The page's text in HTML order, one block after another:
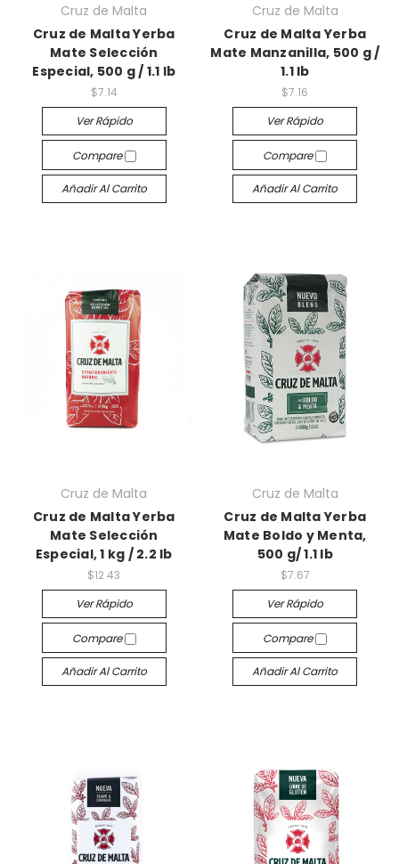
Cruz de Malta
Cruz de Malta Yerba
Mate Selección
Especial, 500 g / 1.1 lb
$7.14
Ver Rápido
Compare
Añadir Al Carrito
Cruz de Malta
Cruz de Malta Yerba
Mate Manzanilla, 500 g /
1.1 lb
$7.16
Ver Rápido
Compare
Añadir Al Carrito
Cruz de Malta
Cruz de Malta Yerba
Mate Selección
Especial, 1 kg / 2.2 lb
$12.43
Ver Rápido
Compare
Añadir Al Carrito
Cruz de Malta
Cruz de Malta Yerba
Mate Boldo y Menta,
500 g/ 1.1 lb
$7.67
Ver Rápido
Compare
Añadir Al Carrito